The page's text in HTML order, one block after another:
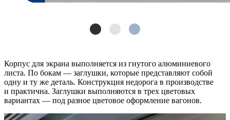
Корпус для экрана выполняется из гнутого алюминиевого
листа. По бокам — заглушки, которые представляют собой
одну и ту же деталь. Конструкция недорога в производстве
и практична. Заглушки выполняются в трех цветовых
вариантах — под разное цветовое оформление вагонов.